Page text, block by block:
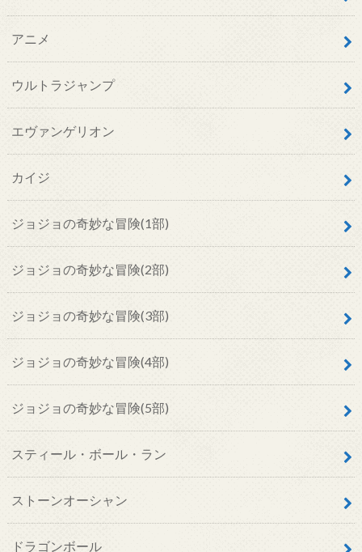
アニメ
ウルトラジャンプ
エヴァンゲリオン
カイジ
ジョジョの奇妙な冒険(1部)
ジョジョの奇妙な冒険(2部)
ジョジョの奇妙な冒険(3部)
ジョジョの奇妙な冒険(4部)
ジョジョの奇妙な冒険(5部)
スティール・ボール・ラン
ストーンオーシャン
ドラゴンボール